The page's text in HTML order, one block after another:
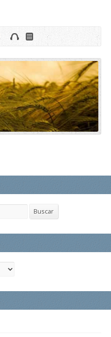
Buscar